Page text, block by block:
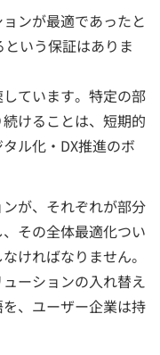
ンが最適であったと
いう保証はありま
ています。特定の部
けることは、短期的
ル化・DX推進のボ
が、それぞれが部分
その全体最適化つい
ければなりません。
ーションの入れ替え
、ユーザー企業は持